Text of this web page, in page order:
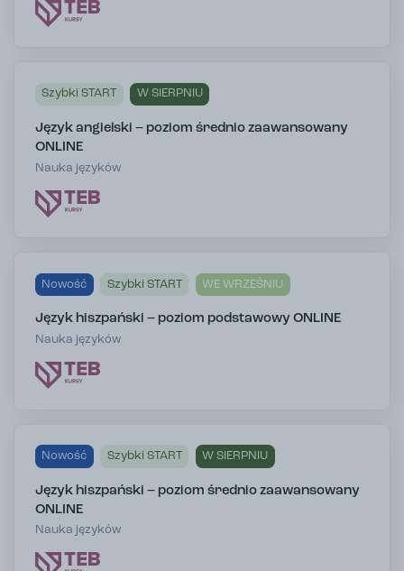
Szybki START W SIERPNIU
Język angielski – poziom średnio zaawansowany
ONLINE
Nauka języków
Nowość Szybki START WE WRZEŚNIU
Język hiszpański – poziom podstawowy ONLINE
Nauka języków
Nowość Szybki START W SIERPNIU
Język hiszpański – poziom średnio zaawansowany
ONLINE
Nauka języków